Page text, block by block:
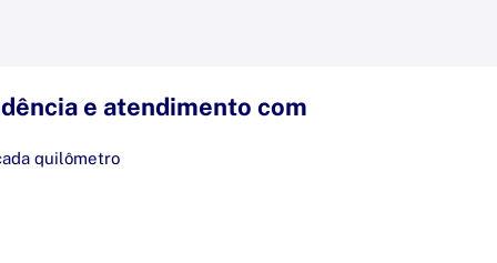
e atendimento com
quilômetro